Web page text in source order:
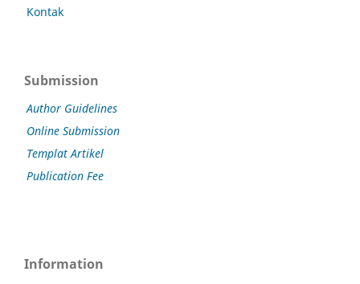
Kontak
Submission
Author Guidelines
Online Submission
Templat Artikel
Publication Fee
Information